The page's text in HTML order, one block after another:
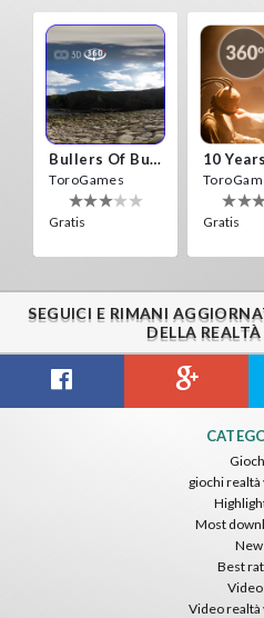
Bullers Of Buchan Aberdeen
ToroGames
Gratis Gratis
SEGUICI E RIMANI
DELLA
giochi
Most
New
Best
Video